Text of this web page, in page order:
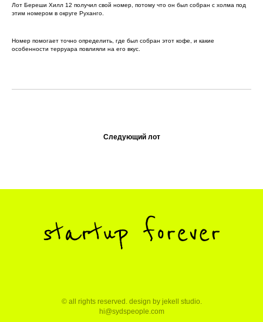
Лот Береши Хилл 12 получил свой номер, потому что он был собран с холма под
этим номером в округе Руханго.
Номер помогает точно определить, где был собран этот кофе, и какие
особенности терруара повлияли на его вкус.
Следующий лот
© all rights reserved. design by jekell studio.
hi@sydspeople.com